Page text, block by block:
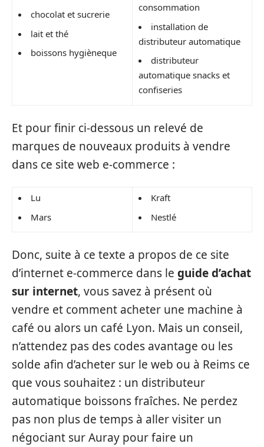
chocolat et sucrerie
lait et thé
boissons hygièneque
consommation
installation de
distributeur automatique
distributeur
automatique snacks et
confiseries
Et pour finir ci-dessous un relevé de
marques de nouveaux produits à vendre
dans ce site web e-commerce :
Lu
Mars
Kraft
Nestlé
Donc, suite à ce texte a propos de ce site
d’internet e-commerce dans le guide d’achat
sur internet, vous savez à présent où
vendre et comment acheter une machine à
café ou alors un café Lyon. Mais un conseil,
n’attendez pas des codes avantage ou les
solde afin d’acheter sur le web ou à Reims ce
que vous souhaitez : un distributeur
automatique boissons fraîches. Ne perdez
pas non plus de temps à aller visiter un
négociant sur Auray pour faire un